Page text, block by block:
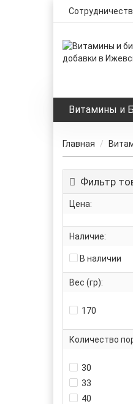
Витамины и
Главная
Фильтр
Цена:
Наличие:
В наличии
Вес (гр):
170
Количество
30
33
40